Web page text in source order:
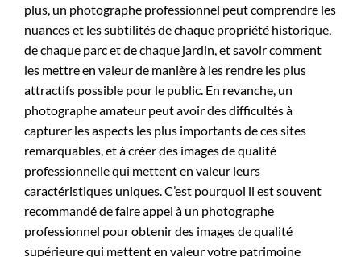
plus, un photographe professionnel peut comprendre les
nuances et les subtilités de chaque propriété historique,
de chaque parc et de chaque jardin, et savoir comment
les mettre en valeur de manière à les rendre les plus
attractifs possible pour le public. En revanche, un
photographe amateur peut avoir des difficultés à
capturer les aspects les plus importants de ces sites
remarquables, et à créer des images de qualité
professionnelle qui mettent en valeur leurs
caractéristiques uniques. C’est pourquoi il est souvent
recommandé de faire appel à un photographe
professionnel pour obtenir des images de qualité
supérieure qui mettent en valeur votre patrimoine